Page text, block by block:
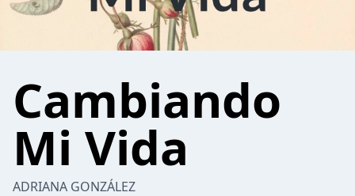
Cambiando
Mi Vida
ADRIANA GONZÁLEZ